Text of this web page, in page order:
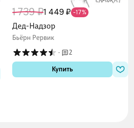
1 739 ₽1 449 ₽ -17%
Дед-Надзор
Бьёрн Рервик
·
2
Купить